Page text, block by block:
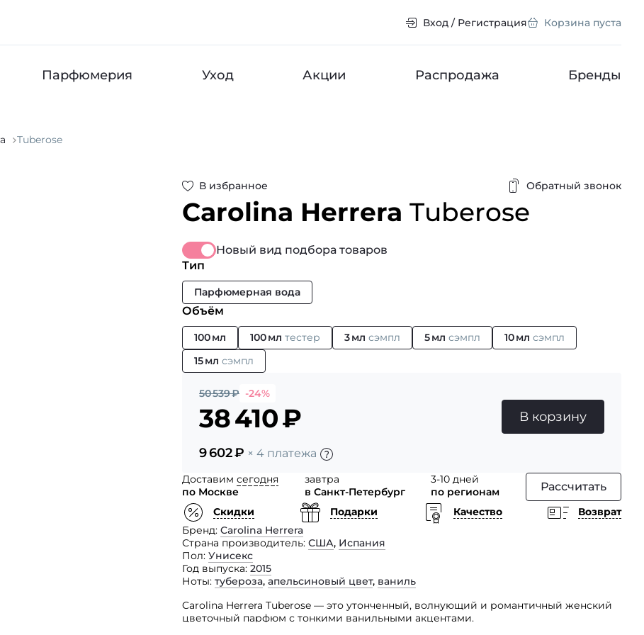
Вход / Регистрация Корзина пуста
Парфюмерия Уход Акции Распродажа Бренды
Tuberose
В избранное Обратный звонок
Carolina Herrera Tuberose
Новый вид подбора товаров
Тип
Парфюмерная вода
Объём
100 мл 100 мл тестер 3 мл сэмпл 5 мл сэмпл 10 мл сэмпл
15 мл сэмпл
50 539₽ -24%
38 410₽
9 602₽ × 4 платежа
В корзину
Доставим сегодня
по Москве
завтра
в Санкт-Петербург
3-10 дней
по регионам
Рассчитать
Скидки Подарки Качество
Возврат
Бренд Carolina Herrera
Страна производитель США, Испания
Пол Унисекс
Год выпуска 2015
Ноты тубероза, апельсиновый цвет, ваниль
Carolina Herrera Tuberose — это утонченный, волнующий и романтичный женский
цветочный парфюм с тонкими ванильными акцентами.